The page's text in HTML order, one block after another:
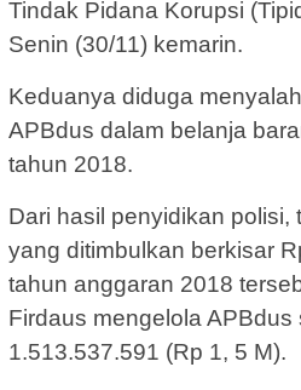
Tindak Pidana Korupsi
Senin (30/11) kemarin.
Keduanya diduga
APBdus dalam belanja
tahun 2018.
Dari hasil penyidikan polisi,
yang ditimbulkan berkisar
tahun anggaran 2018
Firdaus mengelola APBdus
1.513.537.591 (Rp 1, 5 M).